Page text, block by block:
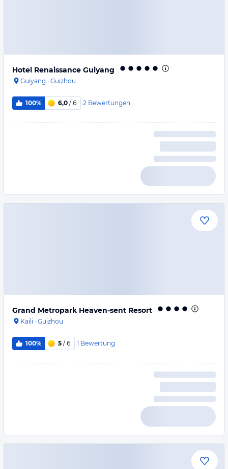
Hotel Renaissance Guiyang
Guiyang · Guizhou
100% 6,0 / 6 2 Bewertungen
Grand Metropark Heaven-sent Resort
Kaili · Guizhou
100% 5 / 6 1 Bewertung